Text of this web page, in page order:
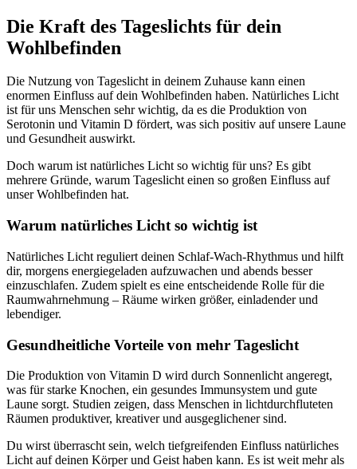
Die Kraft des Tageslichts für dein
Wohlbefinden
Die Nutzung von Tageslicht in deinem Zuhause kann einen
enormen Einfluss auf dein Wohlbefinden haben. Natürliches Licht
ist für uns Menschen sehr wichtig, da es die Produktion von
Serotonin und Vitamin D fördert, was sich positiv auf unsere Laune
und Gesundheit auswirkt.
Doch warum ist natürliches Licht so wichtig für uns? Es gibt
mehrere Gründe, warum Tageslicht einen so großen Einfluss auf
unser Wohlbefinden hat.
Warum natürliches Licht so wichtig ist
Natürliches Licht reguliert deinen Schlaf-Wach-Rhythmus und hilft
dir, morgens energiegeladen aufzuwachen und abends besser
einzuschlafen. Zudem spielt es eine entscheidende Rolle für die
Raumwahrnehmung – Räume wirken größer, einladender und
lebendiger.
Gesundheitliche Vorteile von mehr Tageslicht
Die Produktion von Vitamin D wird durch Sonnenlicht angeregt,
was für starke Knochen, ein gesundes Immunsystem und gute
Laune sorgt. Studien zeigen, dass Menschen in lichtdurchfluteten
Räumen produktiver, kreativer und ausgeglichener sind.
Du wirst überrascht sein, welch tiefgreifenden Einfluss natürliches
Licht auf deinen Körper und Geist haben kann. Es ist weit mehr als